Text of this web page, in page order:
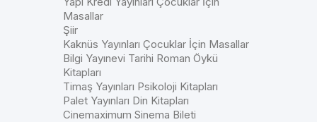
Masallar
Şiir
Kaknüs Yayınları Çocuklar İçin Masallar
Bilgi Yayınevi Tarihi Roman Öykü
Kitapları
Timaş Yayınları Psikoloji Kitapları
Palet Yayınları Din Kitapları
Cinemaximum Sinema Bileti